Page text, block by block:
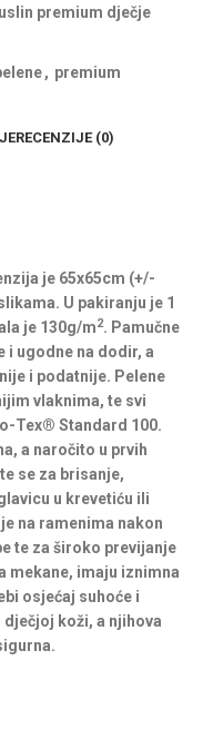
premium dječje
, premium
RECENZIJE (0)
je 65x65cm (+/-
U pakiranju je 1
je 130g/m2. Pamučne
i ugodne na dodir, a
i podatnije. Pelene
vlaknima, te svi
Tex® Standard 100.
a naročito u prvih
se za brisanje,
u krevetiću ili
na ramenima nakon
te za široko previjanje
mekane, imaju iznimna
osjećaj suhoće i
koži, a njihova